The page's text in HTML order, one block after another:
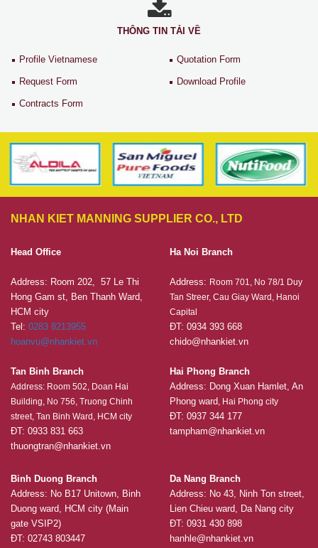
THÔNG TIN TẢI VỀ
Profile Vietnamese Quotation Form
Request Form Download Profile
Contracts Form
NHAN KIET MANNING SUPPLIER CO., LTD
Head Office
Address: Room 202, 57 Le Thi
Hong Gam st, Ben Thanh Ward,
HCM city
Tel: 0283 8213955
hoanvu@nhankiet.vn
Tan Binh Branch
Address: Room 502, Doan Hai
Building, No 756, Truong Chinh
street, Tan Binh Ward, HCM city
ĐT: 0933 831 663
thuongtran@nhankiet.vn
Ha Noi Branch
Address: Room 701, No 78/1 Duy
Tan Streer, Cau Giay Ward, Hanoi
Capital
ĐT: 0934 393 668
chido@nhankiet.vn
Hai Phong Branch
Address: Dong Xuan Hamlet, An
Phong ward , Hai Phong city
ĐT: 0937 344 177
tampham@nhankiet.vn
Binh Duong Branch
Address: No B17 Unitown, Binh
Duong ward, HCM city (Main
gate VSIP2)
ĐT: 02743 803447
Da Nang Branch
Address: No 43, Ninh Ton street,
Lien Chieu ward, Da Nang city
ĐT: 0931 430 898
hanhle@nhankiet.vn